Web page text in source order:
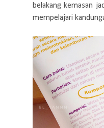
belakang kemasan
mempelajari